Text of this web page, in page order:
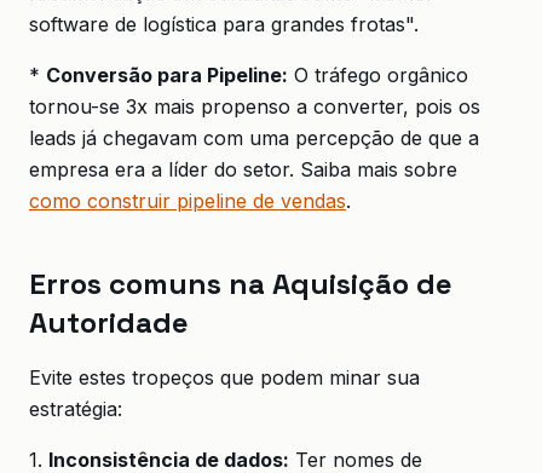
software de logística para grandes frotas".
* Conversão para Pipeline: O tráfego orgânico
tornou-se 3x mais propenso a converter, pois os
leads já chegavam com uma percepção de que a
empresa era a líder do setor. Saiba mais sobre
como construir pipeline de vendas.
Erros comuns na Aquisição de
Autoridade
Evite estes tropeços que podem minar sua
estratégia:
1. Inconsistência de dados: Ter nomes de